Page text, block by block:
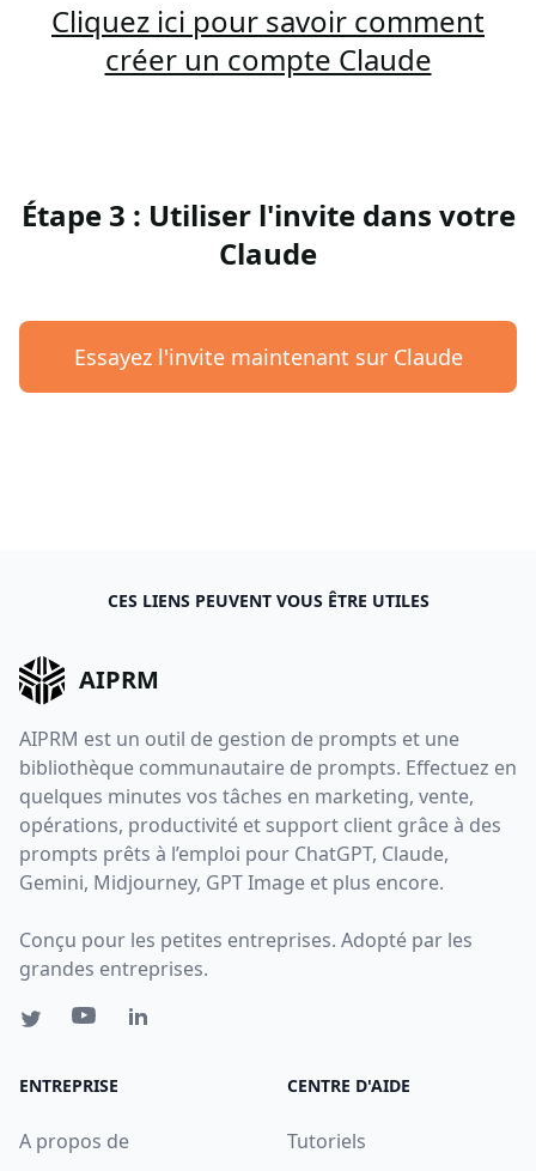
Cliquez ici pour savoir comment
créer un compte Claude
Étape 3 : Utiliser l'invite dans votre
Claude
Essayez l'invite maintenant sur Claude
CES LIENS PEUVENT VOUS ÊTRE UTILES
AIPRM
AIPRM est un outil de gestion de prompts et une
bibliothèque communautaire de prompts. Effectuez en
quelques minutes vos tâches en marketing, vente,
opérations, productivité et support client grâce à des
prompts prêts à l’emploi pour ChatGPT, Claude,
Gemini, Midjourney, GPT Image et plus encore.
Conçu pour les petites entreprises. Adopté par les
grandes entreprises.
ENTREPRISE
A propos de
CENTRE D'AIDE
Tutoriels